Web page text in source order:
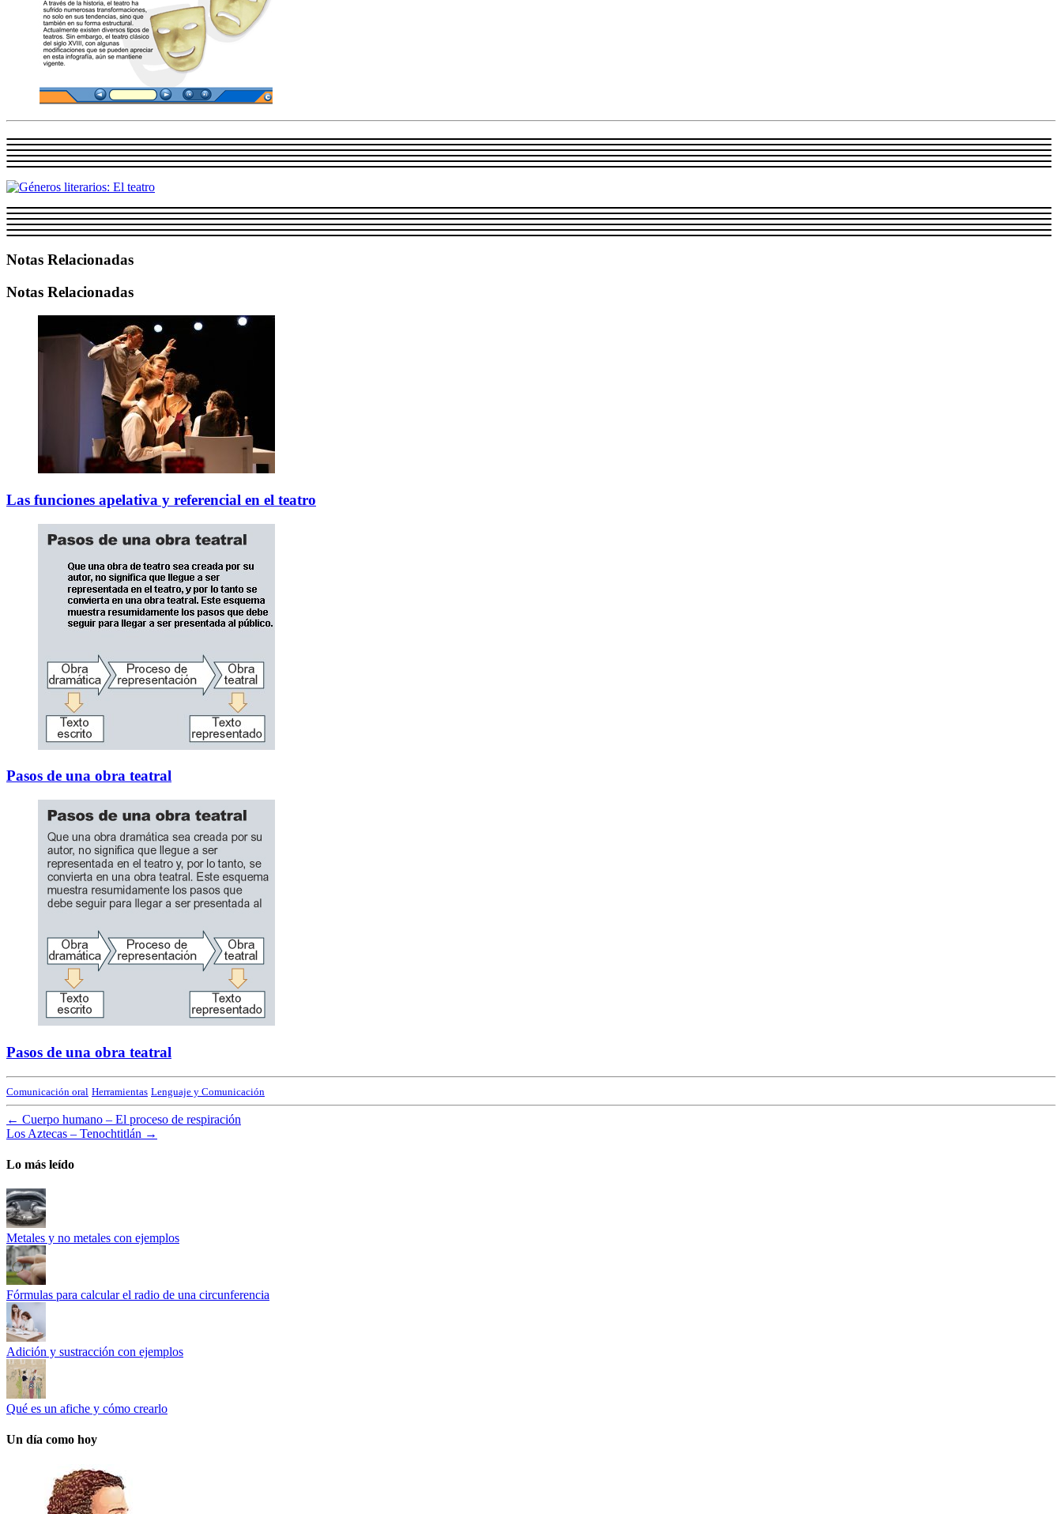
Notas Relacionadas
Notas Relacionadas
Las funciones apelativa y referencial en el teatro
Pasos de una obra teatral
Pasos de una obra teatral
Comunicación oral Herramientas Lenguaje y Comunicación
← Cuerpo humano – El proceso de respiración
Los Aztecas – Tenochtitlán →
Lo más leído
Metales y no metales con ejemplos
Fórmulas para calcular el radio de una circunferencia
Adición y sustracción con ejemplos
Qué es un afiche y cómo crearlo
Un día como hoy